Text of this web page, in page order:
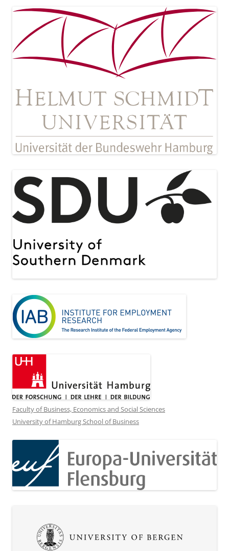
Faculty of Business, Economics and Social Sciences
University of Hamburg School of Business